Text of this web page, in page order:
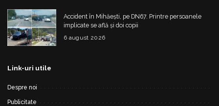
Accident în Mihăești, pe DN67. Printre persoanele
implicate se află și doi copii
6 august 2026
Link-uri utile
Despre noi
Publicitate